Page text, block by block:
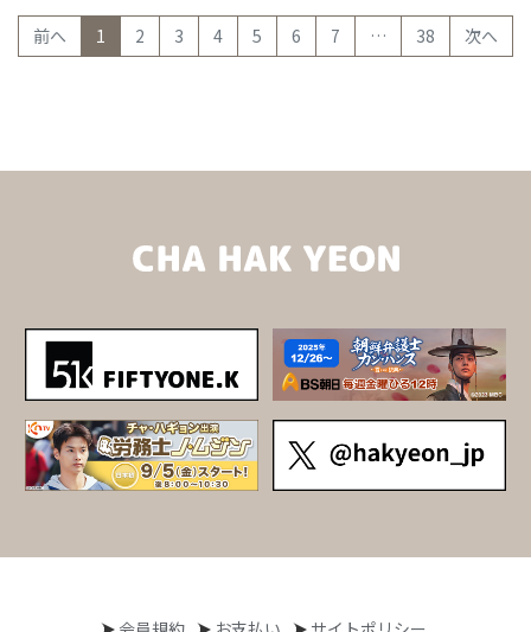
前へ 1 (current)
2 3 4 5 6 7 … 38 次へ